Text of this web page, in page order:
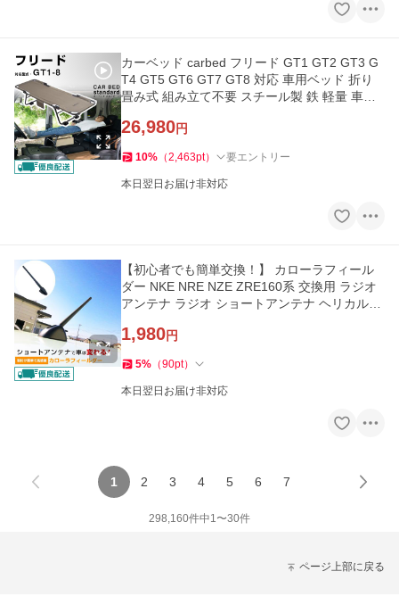
カーベッド carbed フリード GT1 GT2 GT3 G
T4 GT5 GT6 GT7 GT8 対応 車用ベッド 折り
畳み式 組み立て不要 スチール製 鉄 軽量 車中
26,980円
10% （2,463pt） 要エントリー
本日翌日お届け非対応
【初心者でも簡単交換！】 カローラフィール
ダー NKE NRE NZE ZRE160系 交換用 ラジオ
アンテナ ラジオ ショートアンテナ ヘリカルシ
1,980円
5% （90pt）
本日翌日お届け非対応
1 2 3 4 5 6 7
298,160件中1〜30件
ページ上部に戻る